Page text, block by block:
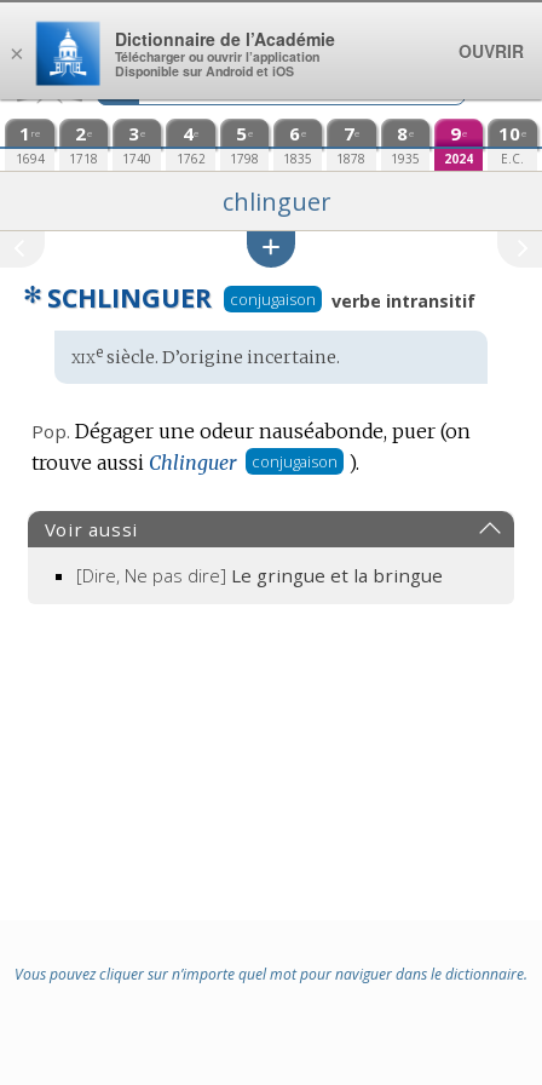
Aller au contenu
1 re
1694
2e
1718
3e
1740
4e
1762
5e
1798
6e
1835
7e
1878
8e
1935
9e
2024
10e
E.C.
chlinguer
✻ SCHLINGUER conjugaison verbe intransitif
Étymologie
:
xixesiècle. D’origine incertaine.
Pop. Dégager une odeur nauséabonde, puer (on
trouve aussi Chlinguer conjugaison ).
Voir aussi
[Dire, Ne pas dire] Le gringue et la bringue
Vous pouvez cliquer sur n’importe quel mot pour naviguer dans le dictionnaire.
×
Dictionnaire de l’Académie
Télécharger ou ouvrir l’application
Disponible sur Android et iOS
OUVRIR